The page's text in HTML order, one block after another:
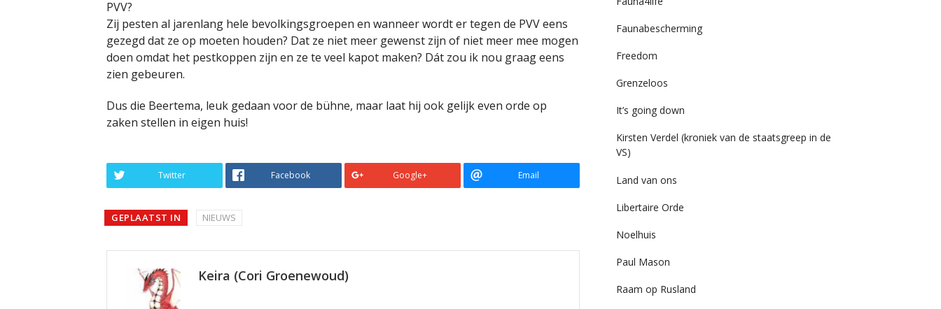
PVV?
Zij pesten al jarenlang hele bevolkingsgroepen en wanneer wordt er tegen de PVV eens
gezegd dat ze op moeten houden? Dat ze niet meer gewenst zijn of niet meer mee mogen
doen omdat het pestkoppen zijn en ze te veel kapot maken? Dát zou ik nou graag eens
zien gebeuren.
Dus die Beertema, leuk gedaan voor de bühne, maar laat hij ook gelijk even orde op
zaken stellen in eigen huis!
Twitter Facebook Google+ Email
GEPLAATST IN NIEUWS
Keira (Cori Groenewoud)
Faunabescherming
Freedom
Grenzeloos
It’s going down
Kirsten Verdel (kroniek van de staatsgreep in de
VS)
Land van ons
Libertaire Orde
Noelhuis
Paul Mason
Raam op Rusland